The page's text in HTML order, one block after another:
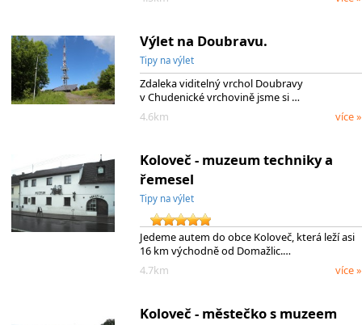
Výlet na Doubravu.
Tipy na výlet
Zdaleka viditelný vrchol Doubravy
v Chudenické vrchovině jsme si …
4.6km
více »
Koloveč - muzeum techniky a
řemesel
Tipy na výlet
Jedeme autem do obce Koloveč, která leží asi
16 km východně od Domažlic.…
4.7km
více »
Koloveč - městečko s muzeem